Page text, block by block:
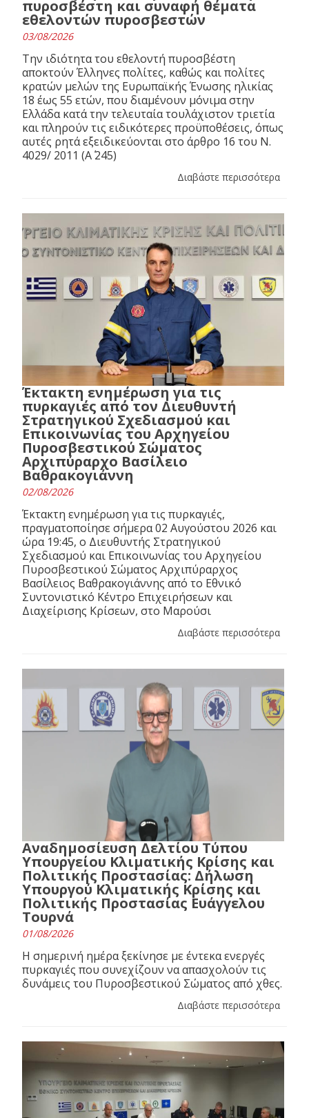
πυροσβέστη και συναφή θέματα
εθελοντών πυροσβεστών
03/08/2026
Την ιδιότητα του εθελοντή πυροσβέστη
αποκτούν Έλληνες πολίτες, καθώς και πολίτες
κρατών μελών της Ευρωπαϊκής Ένωσης ηλικίας
18 έως 55 ετών, που διαμένουν μόνιμα στην
Ελλάδα κατά την τελευταία τουλάχιστον τριετία
και πληρούν τις ειδικότερες προϋποθέσεις, όπως
αυτές ρητά εξειδικεύονται στο άρθρο 16 του N.
4029/ 2011 (Α΄ 245)
Διαβάστε περισσότερα
Έκτακτη ενημέρωση για τις
πυρκαγιές από τον Διευθυντή
Στρατηγικού Σχεδιασμού και
Επικοινωνίας του Αρχηγείου
Πυροσβεστικού Σώματος
Αρχιπύραρχο Βασίλειο
Βαθρακογιάννη
02/08/2026
Έκτακτη ενημέρωση για τις πυρκαγιές,
πραγματοποίησε σήμερα 02 Αυγούστου 2026 και
ώρα 19:45, ο Διευθυντής Στρατηγικού
Σχεδιασμού και Επικοινωνίας του Αρχηγείου
Πυροσβεστικού Σώματος Αρχιπύραρχος
Βασίλειος Βαθρακογιάννης από το Εθνικό
Συντονιστικό Κέντρο Επιχειρήσεων και
Διαχείρισης Κρίσεων, στο Μαρούσι
Διαβάστε περισσότερα
Αναδημοσίευση Δελτίου Τύπου
Υπουργείου Κλιματικής Κρίσης και
Πολιτικής Προστασίας: Δήλωση
Υπουργού Κλιματικής Κρίσης και
Πολιτικής Προστασίας Ευάγγελου
Τουρνά
01/08/2026
Η σημερινή ημέρα ξεκίνησε με έντεκα ενεργές
πυρκαγιές που συνεχίζουν να απασχολούν τις
δυνάμεις του Πυροσβεστικού Σώματος από χθες.
Διαβάστε περισσότερα